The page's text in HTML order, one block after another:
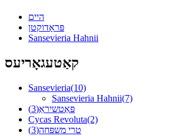
היים
פּראָדוקטן
Sansevieria Hahnii
קאַטעגאָריעס
Sansevieria(10)
Sansevieria Hahnii(7)
פּאַטשיראַ(3)
Cycas Revoluta(2)
טרי משפּחה(3)